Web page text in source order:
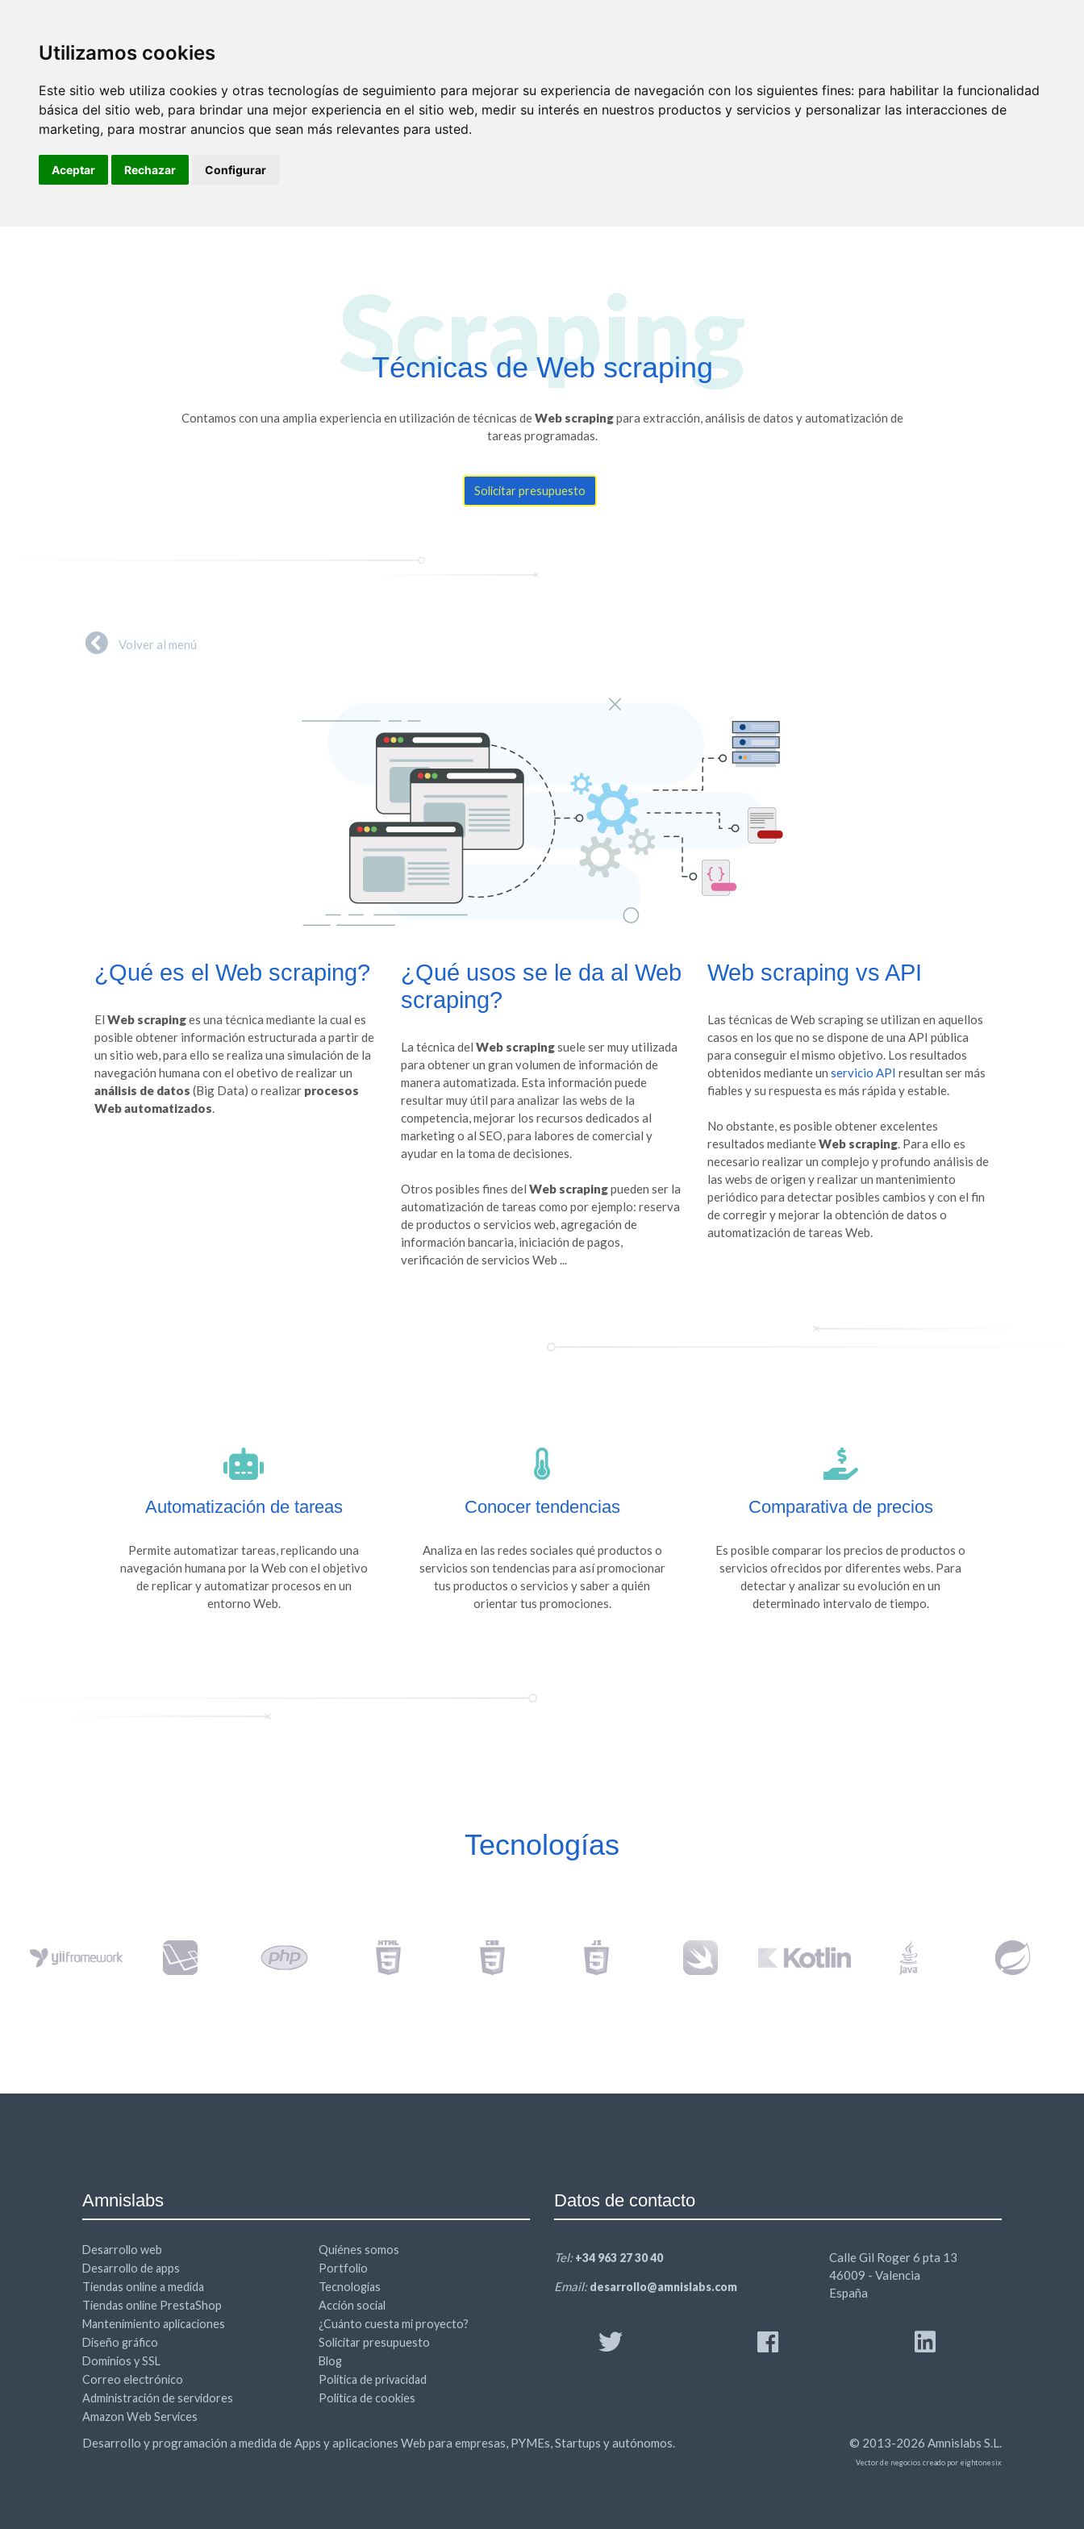
Utilizamos cookies
Este sitio web utiliza cookies y otras tecnologías de seguimiento para mejorar su experiencia de navegación con los siguientes fines: para habilitar la funcionalidad
básica del sitio web, para brindar una mejor experiencia en el sitio web, medir su interés en nuestros productos y servicios y personalizar las interacciones de
marketing, para mostrar anuncios que sean más relevantes para usted.
Aceptar Rechazar Configurar
Scraping
Técnicas de Web scraping
Contamos con una amplia experiencia en utilización de técnicas deWeb scrapingpara extracción, análisis de datos y automatización de
tareas programadas.
Solicitar presupuesto
Volver al menú
¿Qué es el Web scraping?
El Web scrapinges una técnica mediante la cual es
posible obtener información estructurada a partir de
un sitio web, para ello se realiza una simulación de la
navegación humana con el obetivo de realizar un
análisis de datos (Big Data) o realizar procesos
Web automatizados.
¿Qué usos se le da al Web
scraping?
La técnica del Web scrapingsuele ser muy utilizada
para obtener un gran volumen de información de
manera automatizada. Esta información puede
resultar muy útil para analizar las webs de la
competencia, mejorar los recursos dedicados al
marketing o al SEO, para labores de comercial y
ayudar en la toma de decisiones.
Otros posibles fines del Web scrapingpueden ser la
automatización de tareas como por ejemplo: reserva
de productos o servicios web, agregación de
información bancaria, iniciación de pagos,
verificación de servicios Web ...
Web scraping vs API
Las técnicas de Web scraping se utilizan en aquellos
casos en los que no se dispone de una API pública
para conseguir el mismo objetivo. Los resultados
obtenidos mediante un servicio API resultan ser más
fiables y su respuesta es más rápida y estable.
No obstante, es posible obtener excelentes
resultados medianteWeb scraping. Para ello es
necesario realizar un complejo y profundo análisis de
las webs de origen y realizar un mantenimiento
periódico para detectar posibles cambios y con el fin
de corregir y mejorar la obtención de datos o
automatización de tareas Web.
Automatización de tareas
Permite automatizar tareas, replicando una
navegación humana por la Web con el objetivo
de replicar y automatizar procesos en un
entorno Web.
Conocer tendencias
Analiza en las redes sociales qué productos o
servicios son tendencias para así promocionar
tus productos o servicios y saber a quién
orientar tus promociones.
Comparativa de precios
Es posible comparar los precios de productos o
servicios ofrecidos por diferentes webs. Para
detectar y analizar su evolución en un
determinado intervalo de tiempo.
Tecnologías
Amnislabs
Desarrollo web
Desarrollo de apps
Tiendas online a medida
Tiendas online PrestaShop
Mantenimiento aplicaciones
Diseño gráfico
Dominios y SSL
Correo electrónico
Administración de servidores
Amazon Web Services
Quiénes somos
Portfolio
Tecnologías
Acción social
¿Cuánto cuesta mi proyecto?
Solicitar presupuesto
Blog
Política de privacidad
Política de cookies
Datos de contacto
Tel: +34 963 27 30 40
Email: desarrollo@amnislabs.com
Calle Gil Roger 6 pta 13
46009 - Valencia
España
Desarrollo y programación a medida de Apps y aplicaciones Web para empresas, PYMEs, Startups y autónomos. © 2013-2026 Amnislabs S.L.
Vector de negocios creado por eightonesix